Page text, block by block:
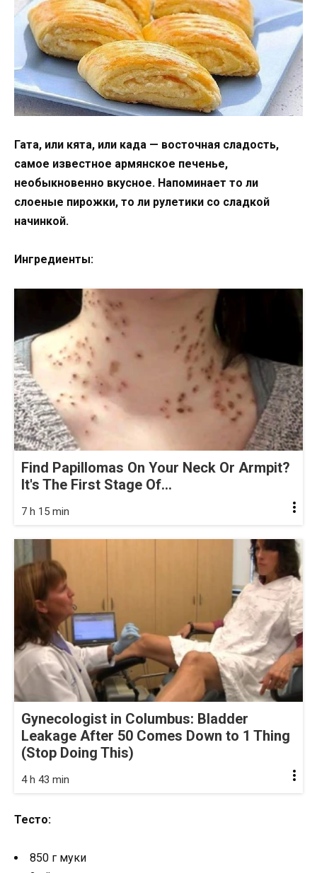
Гата, или кята, или када — восточная сладость,
самое известное армянское печенье,
необыкновенно вкусное. Напоминает то ли
слоеные пирожки, то ли рулетики со сладкой
начинкой.
Ингредиенты:
Find Papillomas On Your Neck Or Armpit?
It's The First Stage Of...
7 h 15 min
Gynecologist in Columbus: Bladder
Leakage After 50 Comes Down to 1 Thing
(Stop Doing This)
4 h 43 min
Тесто:
850 г муки